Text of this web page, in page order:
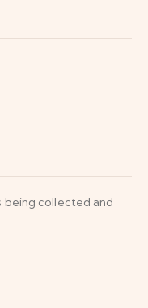
being collected and